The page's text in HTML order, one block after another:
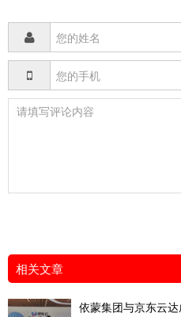
相关文章
依蒙集团与京东云